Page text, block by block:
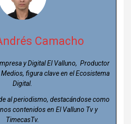
Camacho
y Digital El Valluno, Productor
figura clave en el Ecosistema
Digital.
al periodismo, destacándose como
contenidos en El Valluno Tv y
TimecasTv.